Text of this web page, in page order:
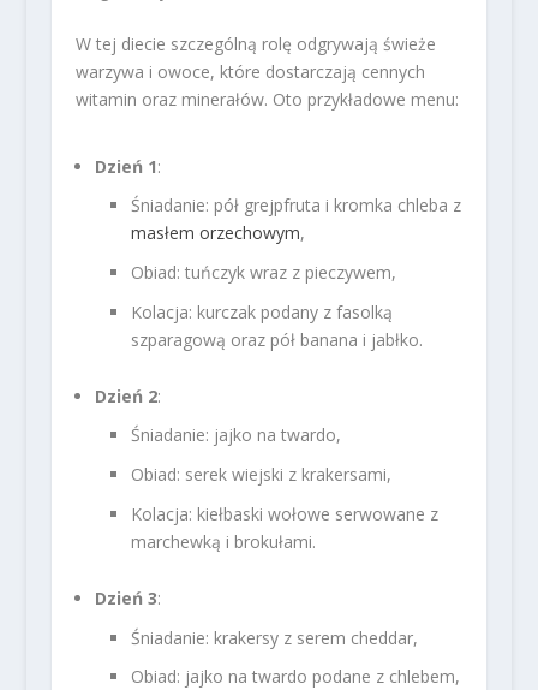
W tej diecie szczególną rolę odgrywają świeże
warzywa i owoce, które dostarczają cennych
witamin oraz minerałów. Oto przykładowe menu:
Dzień 1:
Śniadanie: pół grejpfruta i kromka chleba z
masłem orzechowym,
Obiad: tuńczyk wraz z pieczywem,
Kolacja: kurczak podany z fasolką
szparagową oraz pół banana i jabłko.
Dzień 2:
Śniadanie: jajko na twardo,
Obiad: serek wiejski z krakersami,
Kolacja: kiełbaski wołowe serwowane z
marchewką i brokułami.
Dzień 3:
Śniadanie: krakersy z serem cheddar,
Obiad: jajko na twardo podane z chlebem,